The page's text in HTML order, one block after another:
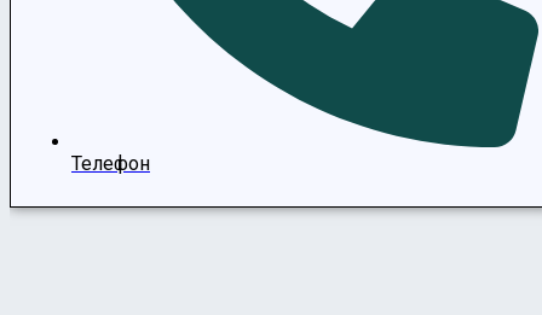
Телефон